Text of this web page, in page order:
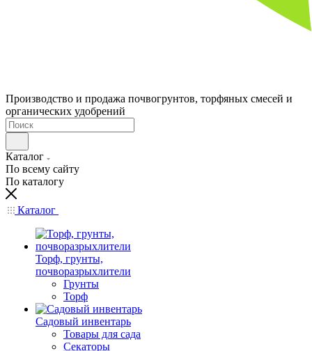
Производство и продажа почвогрунтов, торфяных смесей и
органических удобрений
Каталог
По всему сайту
По каталогу
Каталог
Торф, грунты,
почворазрыхлители
Грунты
Торф
Садовый инвентарь
Товары для сада
Секаторы